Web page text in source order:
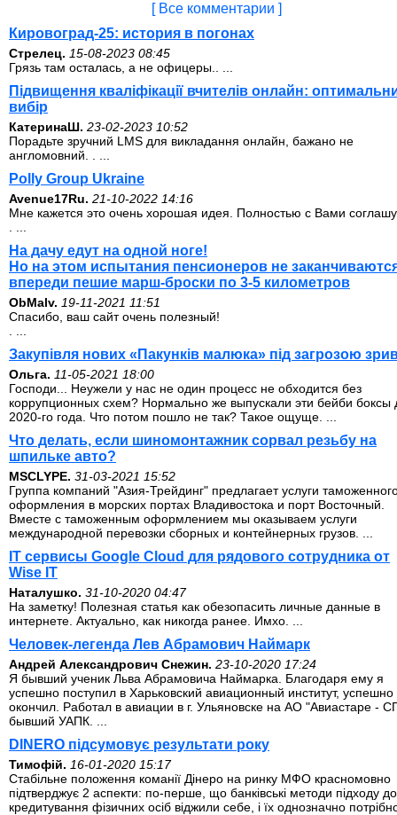
[ Все комментарии ]
Кировоград-25: история в погонах
Стрелец. 15-08-2023 08:45
Грязь там осталась, а не офицеры.. ...
Підвищення кваліфікації вчителів онлайн:
вибір
КатеринаШ. 23-02-2023 10:52
Порадьте зручний LMS для викладання онлайн, бажано не
англомовний. . ...
Polly Group Ukraine
Avenue17Ru. 21-10-2022 14:16
Мне кажется это очень хорошая идея. Полностью с Вами
На дачу едут на одной ноге!
Но на этом испытания пенсионеров не
впереди пешие марш-броски по 3-5 километров
ОbMalv. 19-11-2021 11:51
Спасибо, ваш сайт очень полезный!
Закупівля нових «Пакунків малюка» під загрозою
Ольга. 11-05-2021 18:00
Господи... Неужели у нас не один процесс не обходится без
коррупционных схем? Нормально же выпускали эти бейби боксы
2020-го года. Что потом пошло не так? Такое ощуще. ...
Что делать, если шиномонтажник сорвал резьбу на
шпильке авто?
MSCLYPE. 31-03-2021 15:52
Группа компаний "Азия-Трейдинг" предлагает услуги
оформления в морских портах Владивостока и порт Восточный.
Вместе с таможенным оформлением мы оказываем услуги
международной перевозки сборных и контейнерных грузов. ...
IT сервисы Google Cloud для рядового сотрудника от
Wise IT
Наталушко. 31-10-2020 04:47
На заметку! Полезная статья как обезопасить личные данные в
интернете. Актуально, как никогда ранее. Имхо. ...
Человек-легенда Лев Абрамович Наймарк
Андрей Александрович Снежин. 23-10-2020 17:24
Я бывший ученик Льва Абрамовича Наймарка. Благодаря ему я
успешно поступил в Харьковский авиационный институт, успешно
окончил. Работал в авиации в г. Ульяновске на АО "Авиастаре -
бывший УАПК. ...
DINERO підсумовує результати року
Тимофій. 16-01-2020 15:17
Стабільне положення команії Дінеро на ринку МФО красномовно
підтверджує 2 аспекти: по-перше, що банківські методи підходу до
кредитування фізичних осіб віджили себе, і їх однозначно